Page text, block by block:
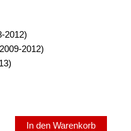
2012)
2012)
In den Warenkorb